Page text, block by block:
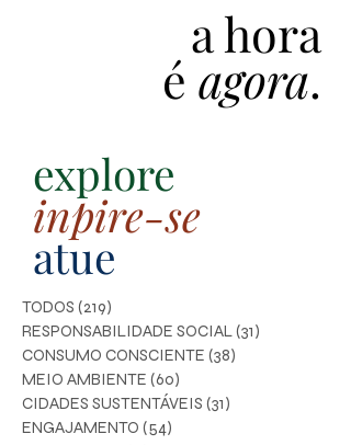
a hora
é agora.
explore
inpire-se
atue
TODOS (219)
RESPONSABILIDADE SOCIAL(31)
CONSUMO CONSCIENTE (38)
MEIO AMBIENTE (60)
CIDADES SUSTENTÁVEIS (31)
ENGAJAMENTO (54)